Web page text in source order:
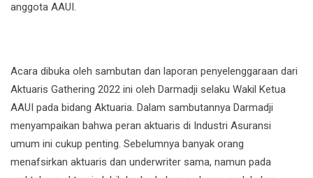
anggota AAUI.
Acara dibuka oleh sambutan dan laporan penyelenggaraan dari
Aktuaris Gathering 2022 ini oleh Darmadji selaku Wakil Ketua
AAUI pada bidang Aktuaria. Dalam sambutannya Darmadji
menyampaikan bahwa peran aktuaris di Industri Asuransi
umum ini cukup penting. Sebelumnya banyak orang
menafsirkan aktuaris dan underwriter sama, namun pada